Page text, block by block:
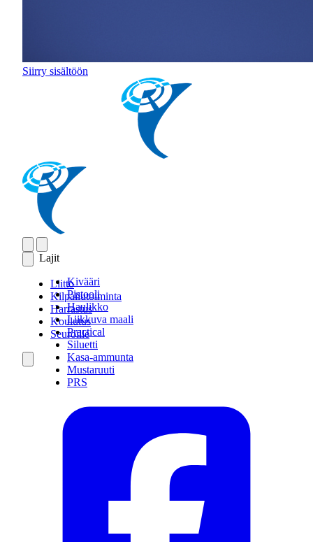
Siirry sisältöön
Lajit
Kivääri
Pistooli
Haulikko
Liikkuva maali
Practical
Siluetti
Kasa-ammunta
Mustaruuti
PRS
Liitto
Kilpailutoiminta
Harrastus
Koulutus
Seuroille